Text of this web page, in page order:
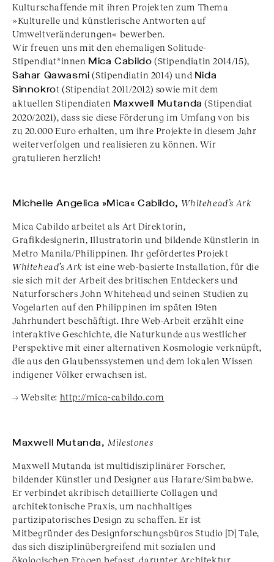
Kulturschaffende mit ihren Projekten zum Thema
»Kulturelle und künstlerische Antworten auf
Umweltveränderungen« bewerben.
Wir freuen uns mit den ehemaligen Solitude-
Stipendiat*innen Mica Cabildo (Stipendiatin 2014/15),
Sahar Qawasmi (Stipendiatin 2014) und Nida
Sinnokrot (Stipendiat 2011/2012) sowie mit dem
aktuellen Stipendiaten Maxwell Mutanda (Stipendiat
2020/2021), dass sie diese Förderung im Umfang von bis
zu 20.000 Euro erhalten, um ihre Projekte in diesem Jahr
weiterverfolgen und realisieren zu können. Wir
gratulieren herzlich!
Michelle Angelica »Mica« Cabildo, Whitehead’s Ark
Mica Cabildo arbeitet als Art Direktorin,
Grafikdesignerin, Illustratorin und bildende Künstlerin in
Metro Manila/Philippinen. Ihr gefördertes Projekt
Whitehead’s Ark ist eine web-basierte Installation, für die
sie sich mit der Arbeit des britischen Entdeckers und
Naturforschers John Whitehead und seinen Studien zu
Vogelarten auf den Philippinen im späten 19ten
Jahrhundert beschäftigt. Ihre Web-Arbeit erzählt eine
interaktive Geschichte, die Naturkunde aus westlicher
Perspektive mit einer alternativen Kosmologie verknüpft,
die aus den Glaubenssystemen und dem lokalen Wissen
indigener Völker erwachsen ist.
→ Website: http://mica-cabildo.com
Maxwell Mutanda,Milestones
Maxwell Mutanda ist multidisziplinärer Forscher,
bildender Künstler und Designer aus Harare/Simbabwe.
Er verbindet akribisch detaillierte Collagen und
architektonische Praxis, um nachhaltiges
partizipatorisches Design zu schaffen. Er ist
Mitbegründer des Designforschungsbüros Studio [D] Tale,
das sich disziplinübergreifend mit sozialen und
ökologischen Fragen befasst, darunter Architektur,